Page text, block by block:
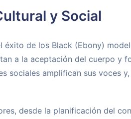
y Social
éxito de los Black (Ebony)
a la aceptación del cuerpo y
sociales amplifican sus voces
desde la planificación del